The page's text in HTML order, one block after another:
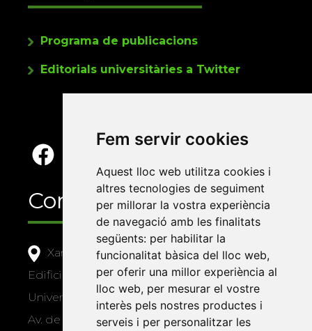
Fem servir cookies
Aquest lloc web utilitza cookies i
altres tecnologies de seguiment
per millorar la vostra experiència
de navegació amb les finalitats
següents: per habilitar la
funcionalitat bàsica del lloc web,
per oferir una millor experiència al
lloc web, per mesurar el vostre
interès pels nostres productes i
serveis i per personalitzar les
Programa de publicacions
Editorials universitàries a Twitter
Contacte
Xarxa Vives d'Universitats
Edifici Àgora
Universitat Jaume I, local 10
Av. de Vicent Sos Baynat, s/n